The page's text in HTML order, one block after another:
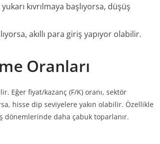
kıvrılmaya başlıyorsa, düşüş
akıllı para giriş yapıyor olabilir.
Oranları
Eğer fiyat/kazanç (F/K) oranı, sektör
hisse dip seviyelere yakın olabilir. Özellikle
dönemlerinde daha çabuk toparlanır.